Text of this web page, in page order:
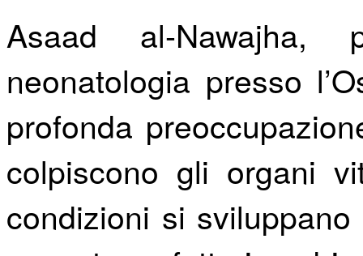
Asaad al-
neonatologia presso
profonda
colpiscono gli organi
condizioni si